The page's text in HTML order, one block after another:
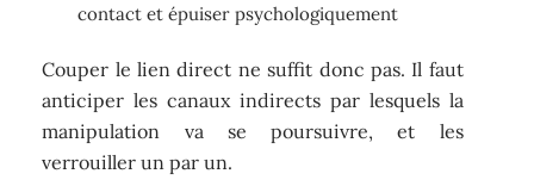
contact et épuiser psychologiquement
Couper le lien direct ne suffit donc pas. Il faut
anticiper les canaux indirects par lesquels la
manipulation va se poursuivre, et les
verrouiller un par un.